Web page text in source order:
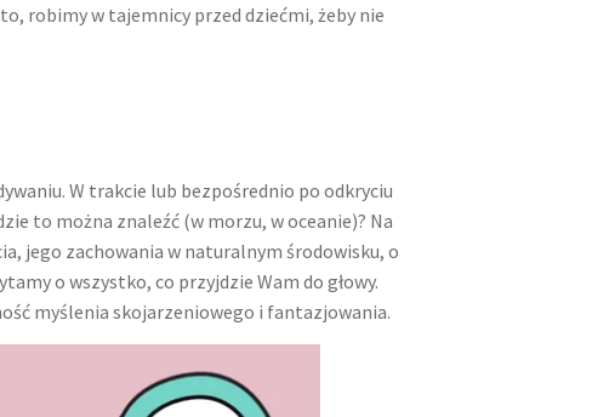
robimy w tajemnicy przed dziećmi, żeby nie
W trakcie lub bezpośrednio po odkryciu
to można znaleźć (w morzu, w oceanie)? Na
jego zachowania w naturalnym środowisku, o
o wszystko, co przyjdzie Wam do głowy.
myślenia skojarzeniowego i fantazjowania.